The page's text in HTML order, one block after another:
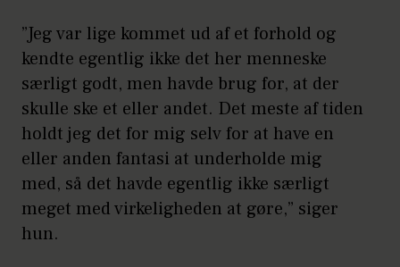
”Jeg var lige kommet ud af et forhold og
kendte egentlig ikke det her menneske
særligt godt, men havde brug for, at der
skulle ske et eller andet. Det meste af tiden
holdt jeg det for mig selv for at have en
eller anden fantasi at underholde mig
med, så det havde egentlig ikke særligt
meget med virkeligheden at gøre,” siger
hun.